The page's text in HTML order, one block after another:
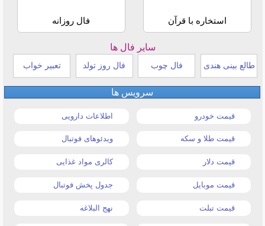
استخاره با قرآن فال روزانه
سایر فال ها
طالع بینی هندی فال چوب فال روز تولد تعبیر خواب
سرویس ها
قیمت خودرو اطلاعات دارویی
قیمت طلا و سکه ویدئوهای فوتبال
قیمت دلار کالری مواد غذایی
قیمت موبایل جدول پخش فوتبال
قیمت تبلت نهج البلاغه